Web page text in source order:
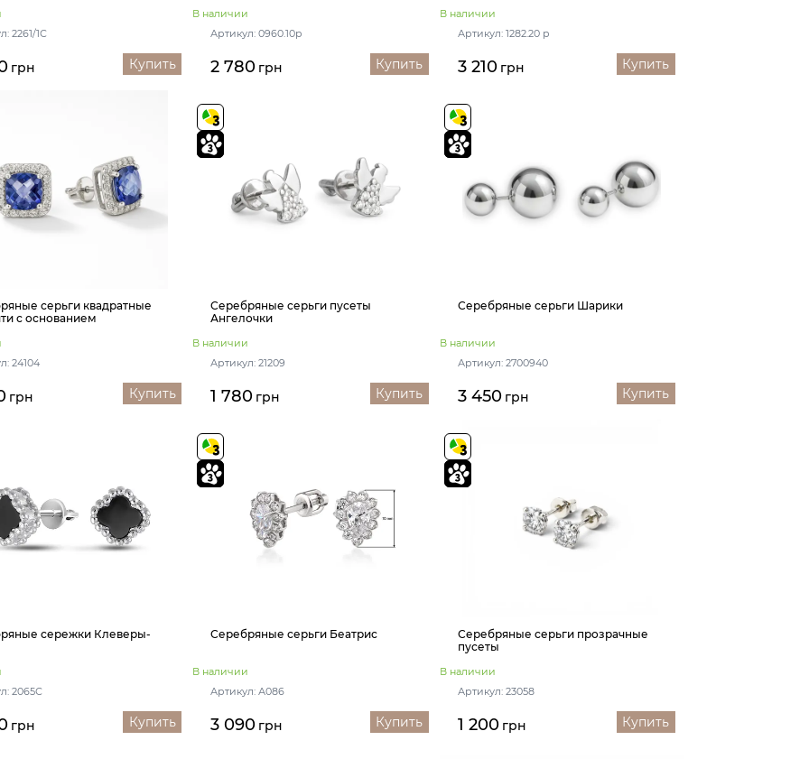
2261/1С
грн Купить
В наличии
Артикул: 0960.10р
2 780 грн Купить
В наличии
Артикул: 1282.20 р
3 210 грн Купить
серьги квадратные
с основанием
24104
грн Купить
Серебряные серьги пусеты
Ангелочки
В наличии
Артикул: 21209
1 780 грн Купить
Серебряные серьги Шарики
В наличии
Артикул: 2700940
3 450 грн Купить
сережки Клеверы-
2065С
грн Купить
Серебряные серьги Беатрис
В наличии
Артикул: А086
3 090 грн Купить
Серебряные серьги прозрачные
пусеты
В наличии
Артикул: 23058
1 200 грн Купить